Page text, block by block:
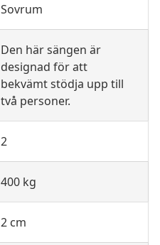
Sovrum
Den här sängen är
designad för att
bekvämt stödja upp till
två personer.
2
400 kg
2 cm